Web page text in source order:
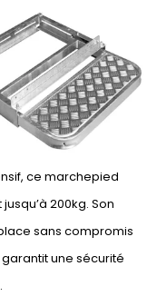
ce marchepied
200kg. Son
sans compromis
une sécurité